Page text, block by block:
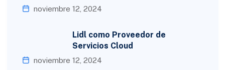
noviembre 12, 2024
Lidl como Proveedor de
Servicios Cloud
noviembre 12, 2024